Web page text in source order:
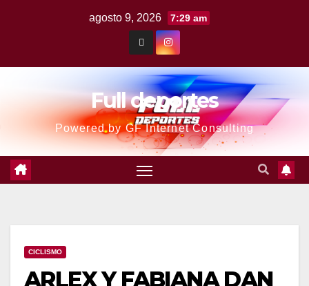
agosto 9, 2026 7:29 am
Full deportes
Powered by GF Internet Consulting
CICLISMO
ARLEX Y FABIANA DAN